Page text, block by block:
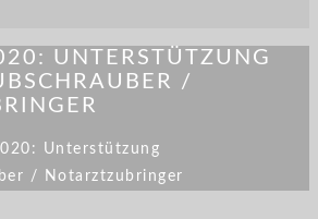
UNTERSTÜTZUNG
/
Unterstützung
/ Notarztzubringer